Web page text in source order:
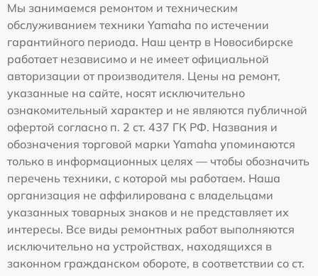
Мы занимаемся ремонтом и техническим
обслуживанием техники Yamaha по истечении
гарантийного периода. Наш центр в Новосибирске
работает независимо и не имеет официальной
авторизации от производителя. Цены на ремонт,
указанные на сайте, носят исключительно
ознакомительный характер и не являются публичной
офертой согласно п. 2 ст. 437 ГК РФ. Названия и
обозначения торговой марки Yamaha упоминаются
только в информационных целях — чтобы обозначить
перечень техники, с которой мы работаем. Наша
организация не аффилирована с владельцами
указанных товарных знаков и не представляет их
интересы. Все виды ремонтных работ выполняются
исключительно на устройствах, находящихся в
законном гражданском обороте, в соответствии со ст.